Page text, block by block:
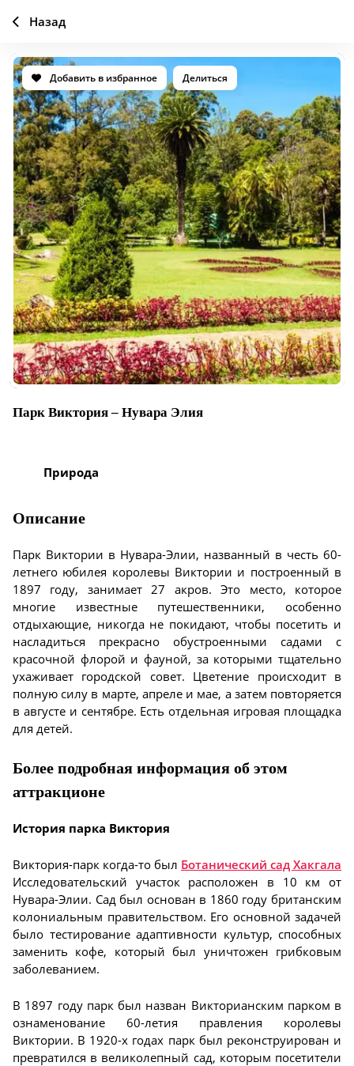
Добавить в избранное Делиться
Парк Виктория – Нувара Элия
Природа
Описание
Парк Виктории в Нувара-Элии, названный в честь 60-
летнего юбилея королевы Виктории и построенный в
1897 году, занимает 27 акров. Это место, которое
многие известные путешественники, особенно
отдыхающие, никогда не покидают, чтобы посетить и
насладиться прекрасно обустроенными садами с
красочной флорой и фауной, за которыми тщательно
ухаживает городской совет. Цветение происходит в
полную силу в марте, апреле и мае, а затем повторяется
в августе и сентябре. Есть отдельная игровая площадка
для детей.
Более подробная информация об этом
аттракционе
История парка Виктория
Виктория-парк когда-то был Ботанический сад Хакгала
Исследовательский участок расположен в 10 км от
Нувара-Элии. Сад был основан в 1860 году британским
колониальным правительством. Его основной задачей
было тестирование адаптивности культур, способных
заменить кофе, который был уничтожен грибковым
заболеванием.
В 1897 году парк был назван Викторианским парком в
ознаменование 60-летия правления королевы
Виктории. В 1920-х годах парк был реконструирован и
превратился в великолепный сад, которым посетители
Назад